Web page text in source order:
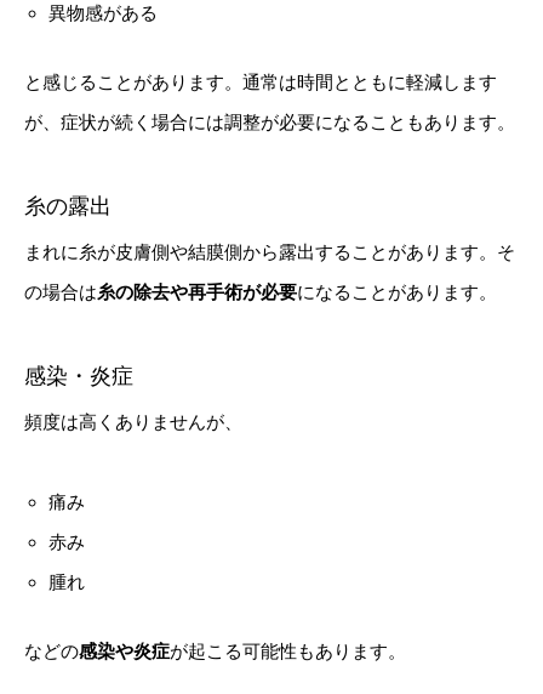
異物感がある
と感じることがあります。通常は時間とともに軽減します
が、症状が続く場合には調整が必要になることもあります。
糸の露出
まれに糸が皮膚側や結膜側から露出することがあります。そ
の場合は糸の除去や再手術が必要になることがあります。
感染・炎症
頻度は高くありませんが、
痛み
赤み
腫れ
などの感染や炎症が起こる可能性もあります。